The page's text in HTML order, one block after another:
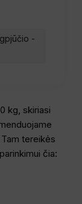
-
kg, skiriasi
tereikės
čia: